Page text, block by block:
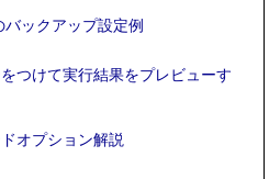
バックアップ設定例
つけて実行結果をプレビューす
オプション解説